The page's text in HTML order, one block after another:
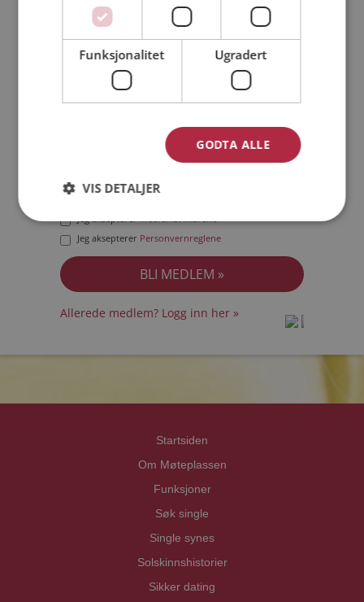
Jeg er en: Mann Kvinne
Min alder:
Jeg akseptererMedlemsvilkårene
Jeg aksepterer Personvernreglene
Allerede medlem? Logg inn her »
Startsiden
Om Møteplassen
Funksjoner
Søk single
Single synes
Solskinnshistorier
Sikker dating
Funksjonalitet Ugradert
GODTA ALLE
VIS DETALJER